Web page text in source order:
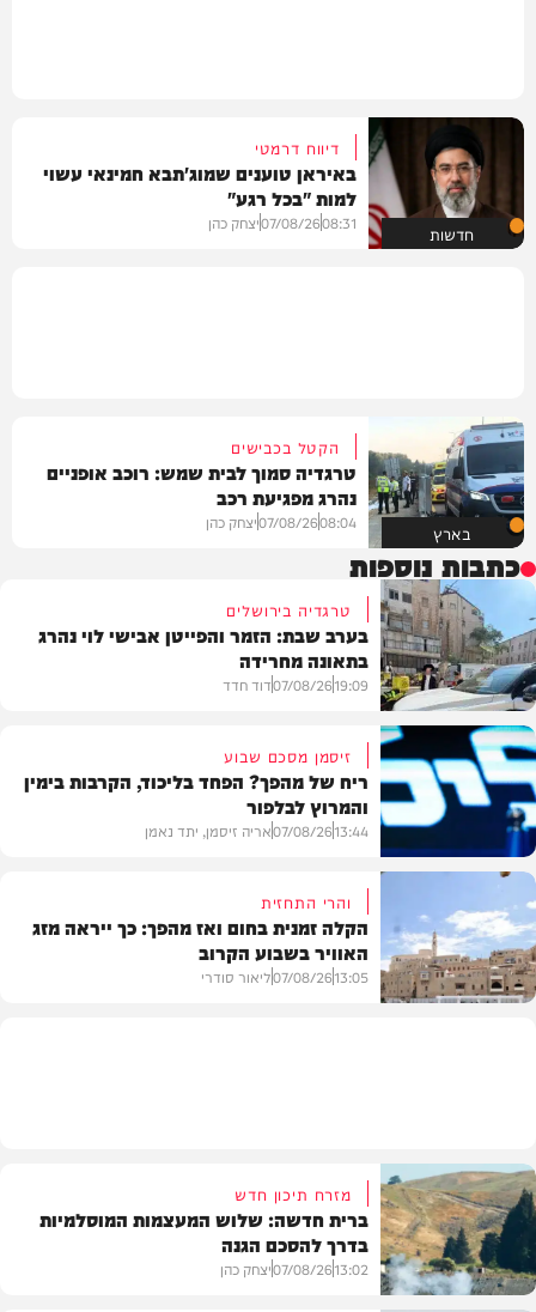
חדשות
דיווח דרמטי
באיראן טוענים שמוג'תבא חמינאי עשוי
למות "בכל רגע"
08:31
07/08/26יצחק כהן
בארץ
הקטל בכבישים
טרגדיה סמוך לבית שמש: רוכב אופניים
נהרג מפגיעת רכב
08:04
07/08/26יצחק כהן
כתבות נוספות
בארץ
טרגדיה בירושלים
בערב שבת: הזמר והפייטן אבישי לוי נהרג
בתאונה מחרידה
19:09
07/08/26דוד חדד
פוליטי
זיסמן מסכם שבוע
ריח של מהפך? הפחד בליכוד, הקרבות בימין
והמרוץ לבלפור
13:44
07/08/26אריה זיסמן, יתד נאמן
והרי התחזית
הקלה זמנית בחום ואז מהפך: כך ייראה מזג
האוויר בשבוע הקרוב
13:05
07/08/26ליאור סודרי
מזרח תיכון חדש
ברית חדשה: שלוש המעצמות המוסלמיות
בדרך להסכם הגנה
13:02
07/08/26יצחק כהן